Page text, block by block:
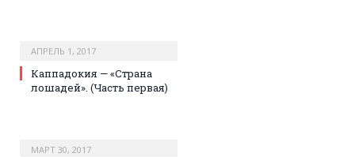
АПРЕЛЬ 1, 2017
Каппадокия — «Страна
лошадей». (Часть первая)
МАРТ 30, 2017